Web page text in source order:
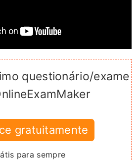
questionário/exame
gratuitamente
para sempre